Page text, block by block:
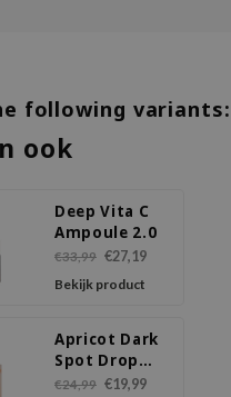
following variants:
ook
Deep Vita C
Ampoule 2.0
€33,99 €27,19
Bekijk product
Apricot Dark
Spot Drop
Ampoule
€24,99 €19,99